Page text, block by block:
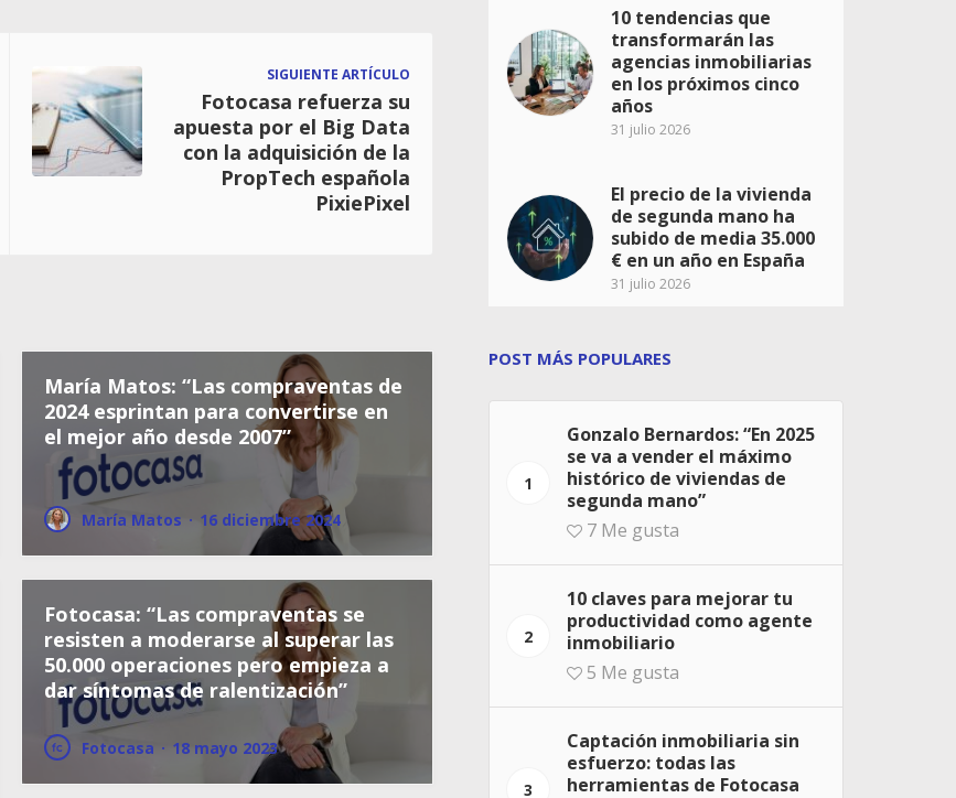
SIGUIENTE ARTÍCULO
Fotocasa refuerza su
apuesta por el Big Data
con la adquisición de la
PropTech española
PixiePixel
María Matos: “Las compraventas de
2024 esprintan para convertirse en
el mejor año desde 2007”
María Matos · 16 diciembre 2024
Fotocasa: “Las compraventas se
resisten a moderarse al superar las
50.000 operaciones pero empieza a
dar síntomas de ralentización”
Fotocasa · 18 mayo 2023
10 tendencias que
transformarán las
agencias inmobiliarias
en los próximos cinco
años
31 julio 2026
El precio de la vivienda
de segunda mano ha
subido de media 35.000
€ en un año en España
31 julio 2026
POST MÁS POPULARES
1
Gonzalo Bernardos: “En 2025
se va a vender el máximo
histórico de viviendas de
segunda mano”
7 Me gusta
2
10 claves para mejorar tu
productividad como agente
inmobiliario
5 Me gusta
3
Captación inmobiliaria sin
esfuerzo: todas las
herramientas de Fotocasa